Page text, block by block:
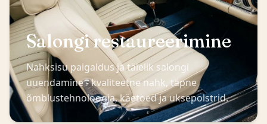
Salongi restaureerimine
Nahksisu paigaldus ja täielik salongi
uuendamine - kvaliteetne nahk, täpne
õmblustehnoloogia, käetoed ja uksepolstrid.